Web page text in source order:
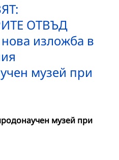
ОТВЪД
изложба в
музей при
музей при